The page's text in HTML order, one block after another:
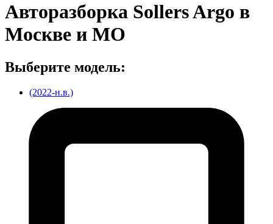
Авторазборка Sollers Argo в
Москве и МО
Выберите модель:
(2022-н.в.)